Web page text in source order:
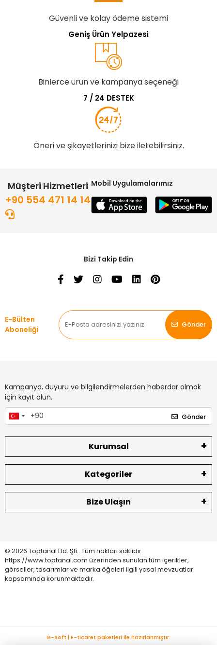
Güvenli ve kolay ödeme sistemi
Geniş Ürün Yelpazesi
Binlerce ürün ve kampanya seçeneği
7 / 24 DESTEK
Öneri ve şikayetlerinizi bize iletebilirsiniz.
Müşteri Hizmetleri
+90 554 471 14 14
Mobil Uygulamalarımız
Bizi Takip Edin
E-Bülten
Aboneliği
Gönder
Kampanya, duyuru ve bilgilendirmelerden haberdar olmak
için kayıt olun.
Gönder
Kurumsal
Kategoriler
Bize Ulaşın
© 2026 Toptanal Ltd. Şti.. Tüm hakları saklıdır.
https://www.toptanal.com üzerinden sunulan tüm içerikler,
görseller, tasarımlar ve marka öğeleri ilgili yasal mevzuatlar
kapsamında korunmaktadır.
G-Soft | E-ticaret paketleri ile hazırlanmıştır.